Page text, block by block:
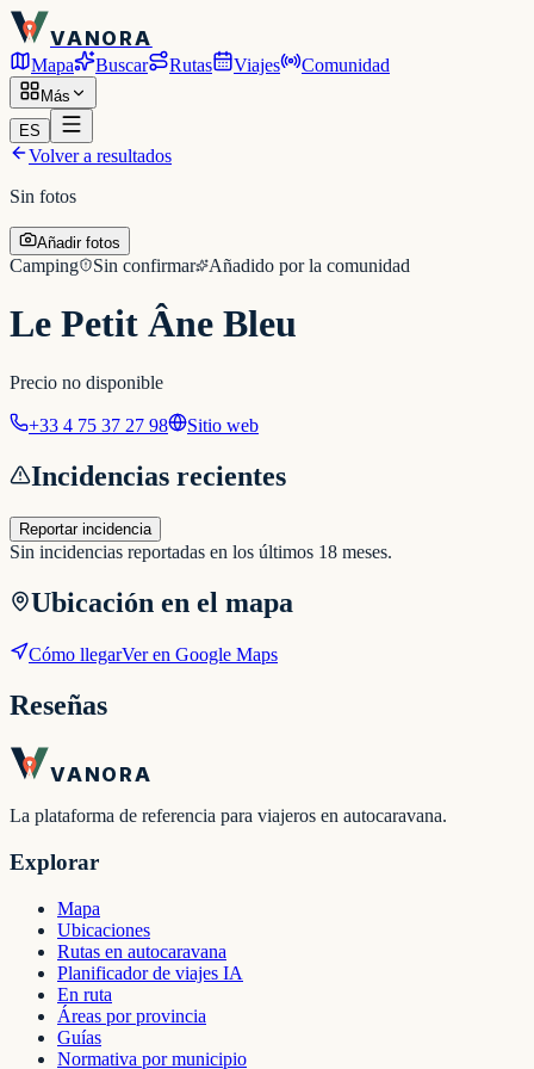
VANORA
Mapa Buscar Rutas Viajes Comunidad
Más
ES
Volver a resultados
Sin fotos
Añadir fotos
Camping Sin confirmar Añadido por la comunidad
Le Petit Âne Bleu
Precio no disponible
+33 4 75 37 27 98 Sitio web
Incidencias recientes
Reportar incidencia
Sin incidencias reportadas en los últimos 18 meses.
Ubicación en el mapa
Cómo llegarVer en Google Maps
Reseñas
VANORA
La plataforma de referencia para viajeros en autocaravana.
Explorar
Mapa
Ubicaciones
Rutas en autocaravana
Planificador de viajes IA
En ruta
Áreas por provincia
Guías
Normativa por municipio